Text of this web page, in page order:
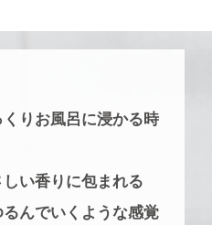
りお風呂に浸かる時
い香りに包まれる
んでいくような感覚